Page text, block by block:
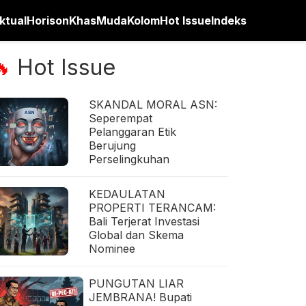
HorisonKhasMudaKolomHot IssueIndeks
Hot Issue
SKANDAL MORAL ASN:
Seperempat
Pelanggaran Etik
Berujung
Perselingkuhan
KEDAULATAN
PROPERTI TERANCAM:
Bali Terjerat Investasi
Global dan Skema
Nominee
PUNGUTAN LIAR
JEMBRANA! Bupati